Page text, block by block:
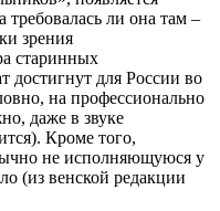
требовалась ли она там –
зрения
старинных
достигнут для России во
на профессионально
даже в звуке
Кроме того,
не исполняющуюся у
(из венской редакции